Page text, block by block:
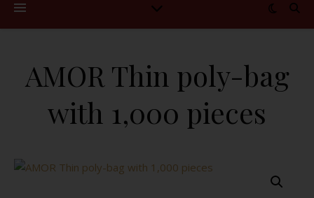
AMOR Thin poly-bag
with 1,000 pieces